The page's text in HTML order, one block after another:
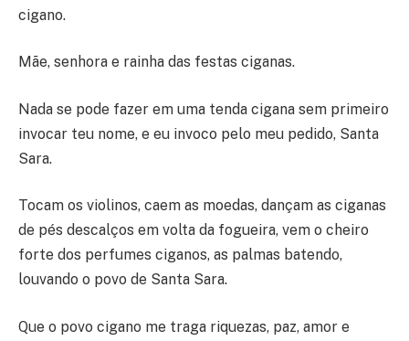
cigano.
Mãe, senhora e rainha das festas ciganas.
Nada se pode fazer em uma tenda cigana sem primeiro
invocar teu nome, e eu invoco pelo meu pedido, Santa
Sara.
Tocam os violinos, caem as moedas, dançam as ciganas
de pés descalços em volta da fogueira, vem o cheiro
forte dos perfumes ciganos, as palmas batendo,
louvando o povo de Santa Sara.
Que o povo cigano me traga riquezas, paz, amor e